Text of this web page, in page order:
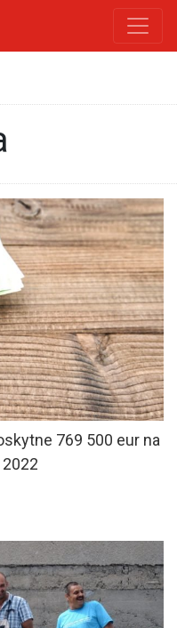
769 500 eur na